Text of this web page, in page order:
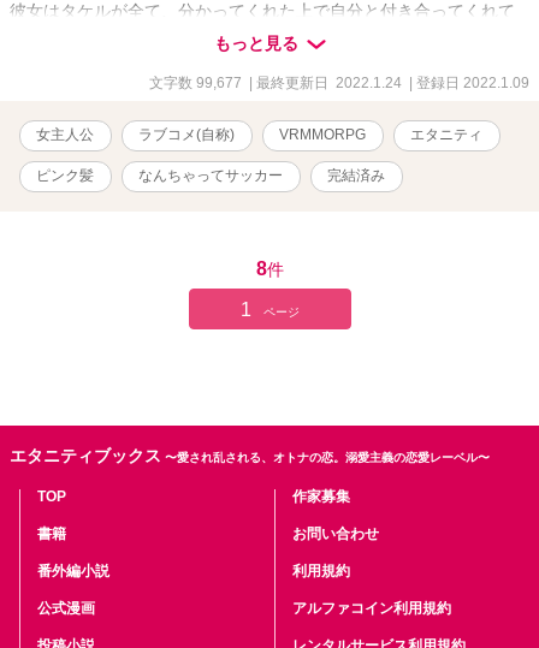
彼女はタケルが全て、分かってくれた上で自分と付き合ってくれて
いると信じて、疑っていない。 自分は恋物語のヒロインなのだと思
い、日々を過ごしていた。 本編25話、後日談16話の構成となってい
ます。 表紙はノーコピライトガール様のイラストをお借りしていま
もっと見る
文字数 99,677 | 最終更新日 2022.1.24 | 登録日 2022.1.09
女主人公 ラブコメ(自称) VRMMORPG エタニティ
ピンク髪 なんちゃってサッカー 完結済み
8件
1 ページ
エタニティブックス 〜愛され乱される、オトナの恋。溺愛主義の恋愛レーベル〜
TOP
書籍
番外編小説
公式漫画
作家募集
お問い合わせ
利用規約
アルファコイン利用規約